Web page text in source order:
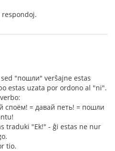
"пошли" verŝajne estas
estas uzata por ordono al "ni".
споём! = давай петь! = пошли
traduki "Ek!" - ĝi estas ne nur
tio.